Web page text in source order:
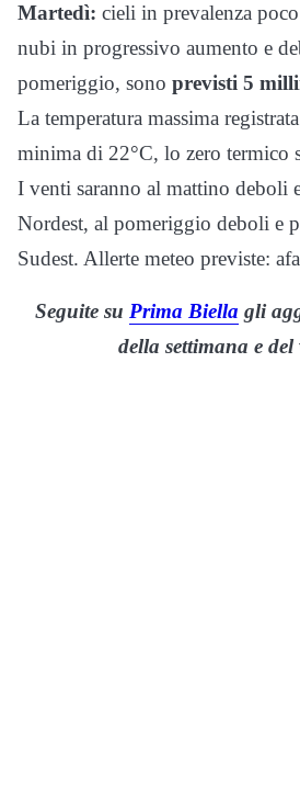
Martedì: cieli in prevalenza
nubi in progressivo aumento e
pomeriggio, sono previsti 5
La temperatura massima
minima di 22°C, lo zero termico
I venti saranno al mattino deboli
Nordest, al pomeriggio deboli e
Sudest. Allerte meteo previste:
Seguite su Prima Biella gli
della settimana e del